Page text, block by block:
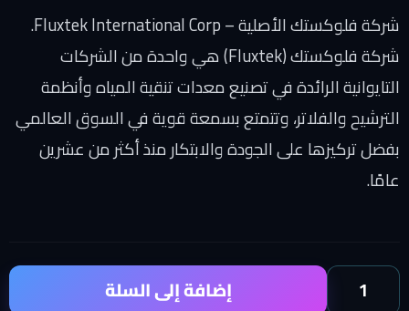
شركة فلوكستك الأصلية – Fluxtek International Corp.
شركة فلوكستك (Fluxtek) هي واحدة من الشركات
التايوانية الرائدة في تصنيع معدات تنقية المياه وأنظمة
الترشيح والفلاتر، وتتمتع بسمعة قوية في السوق العالمي
بفضل تركيزها على الجودة والابتكار منذ أكثر من عشرين
عامًا.
إضافة إلى السلة